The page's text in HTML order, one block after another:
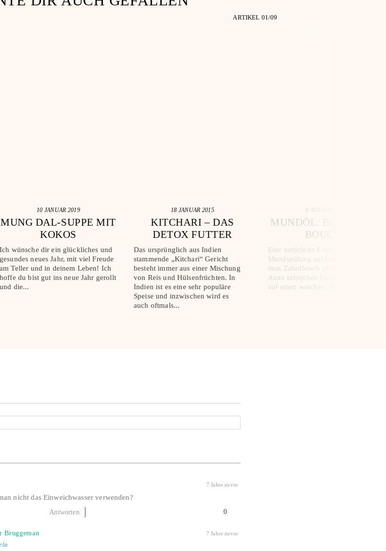
ARTIKEL 01 /09
10 JANUAR 2019
MUNG DAL-SUPPE MIT
KOKOS
Ich wünsche dir ein glückliches und
gesundes neues Jahr, mit viel Freude
am Teller und in deinem Leben! Ich
hoffe du bist gut ins neue Jahr gerollt
und die...
18 JANUAR 2015
KITCHARI – DAS
DETOX FUTTER
Das ursprünglich aus Indien
stammende „Kitchari“ Gericht
besteht immer aus einer Mischung
von Reis und Hülsenfrüchten. In
Indien ist es eine sehr populäre
Speise und inzwischen wird es
auch oftmals...
8 AUGUST 2022
MUNDÖL: BOTANICAL
BOUCHE
Eine natürliche Express-
Mundspülung auf Ölbasis, mit der du
dein Zahnfleisch pflegen und deinen
Atem erfrischen kannst. Freue dich
auf einen weichen, minzigen Atem!
7 Jahre zuvor
nicht das Einweichwasser verwenden?
0
Antworten
Bruggeman 7 Jahre zuvor